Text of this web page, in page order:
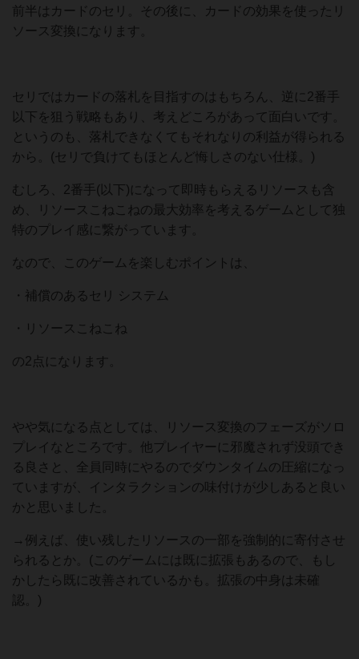
前半はカードのセリ。その後に、カードの効果を使ったリ
ソース変換になります。
セリではカードの落札を目指すのはもちろん、逆に2番手
以下を狙う戦略もあり、考えどころがあって面白いです。
というのも、落札できなくてもそれなりの利益が得られる
から。(セリで負けてもほとんど悔しさのない仕様。)
むしろ、2番手(以下)になって即時もらえるリソースも含
め、リソースこねこねの最大効率を考えるゲームとして独
特のプレイ感に繋がっています。
なので、このゲームを楽しむポイントは、
・補償のあるセリ システム
・リソースこねこね
の2点になります。
やや気になる点としては、リソース変換のフェーズがソロ
プレイなところです。他プレイヤーに邪魔されず没頭でき
る良さと、全員同時にやるのでダウンタイムの圧縮になっ
ていますが、インタラクションの味付けが少しあると良い
かと思いました。
→例えば、使い残したリソースの一部を強制的に寄付させ
られるとか。(このゲームには既に拡張もあるので、もし
かしたら既に改善されているかも。拡張の中身は未確
認。)